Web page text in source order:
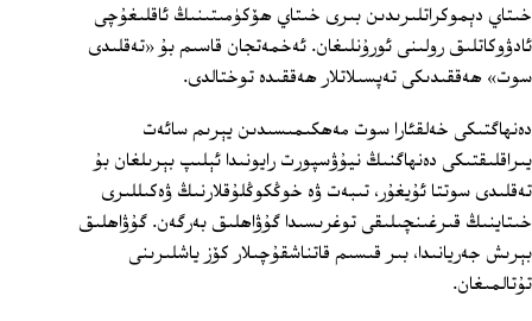
خىتاي دېموكراتلىرىدىن بىرى خىتاي ھۆكۈمىتىنىڭ ئاقلىغۇچى
ئادۋوكاتلىق رولىنى ئورۇنلىغان. ئەخمەتجان قاسىم بۇ «تەقلىدى
سوت» ھەققىدىكى تەپسىلاتلار ھەققىدە توختالدى.
دەنھاگتىكى خەلقئارا سوت مەھكىمىسىدىن يېرىم سائەت
يىراقلىقتىكى دەنھاگنىڭ نيۇۋسپورت رايونىدا ئېلىپ بېرىلغان بۇ
تەقلىدى سوتتا ئۇيغۇر، تىبەت ۋە خوڭكوڭلۇقلارنىڭ ۋەكىللىرى
خىتاينىڭ قىرغىنچىلىقى توغرىسىدا گۇۋاھلىق بەرگەن. گۇۋاھلىق
بېرىش جەريانىدا، بىر قىسىم قاتناشقۇچىلار كۆز ياشلىرىنى
تۇتالمىغان.